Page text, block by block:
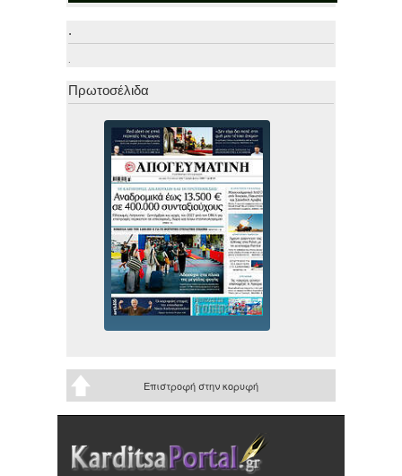
.
.
Πρωτοσέλιδα
Επιστροφή στην κορυφή